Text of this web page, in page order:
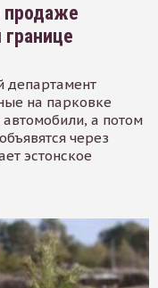
продаже
департамент
на парковке
а потом
через
эстонское